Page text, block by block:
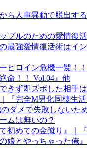
ら人事異動で脱出す
プルのための愛情復
最強愛情復活術はイ
ーヒロイン危機一髪！
命！！ Vol.04』他
できず即ズボした相手
『完全M男化同棲生
ダメで失敗しないた
ムは無いの？
て初めての金蹴り』｜
娘とやっちゃった俺